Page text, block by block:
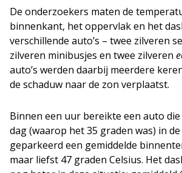
De onderzoekers maten de
binnenkant, het oppervlak en het
verschillende auto’s – twee zilveren
zilveren minibusjes en twee zilveren
auto’s werden daarbij meerdere
de schaduw naar de zon verplaatst.
Binnen een uur bereikte een auto
dag (waarop het 35 graden was) in
geparkeerd een gemiddelde
maar liefst 47 graden Celsius. Het